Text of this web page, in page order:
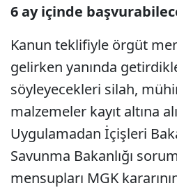
6 ay içinde
Kanun teklifiyle örgüt
gelirken yanında
söyleyecekleri silah,
malzemeler kayıt altına
Uygulamadan İçişleri
Savunma Bakanlığı
mensupları MGK